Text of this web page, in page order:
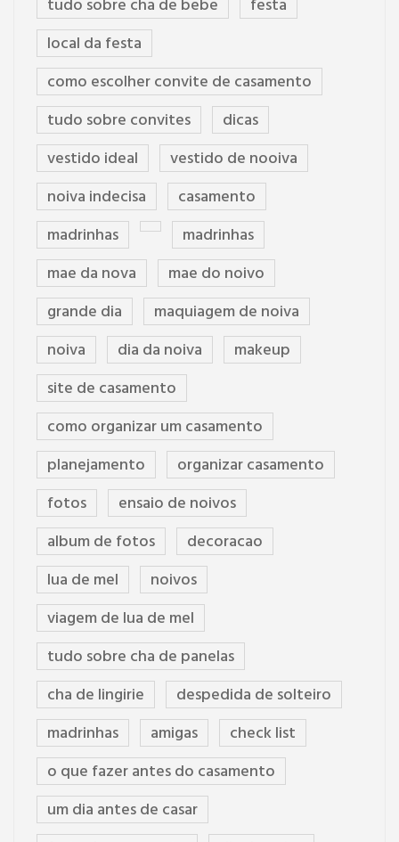
tudo sobre cha de bebe
festa
local da festa
como escolher convite de casamento
tudo sobre convites
dicas
vestido ideal
vestido de nooiva
noiva indecisa
casamento
madrinhas
madrinhas
mae da nova
mae do noivo
grande dia
maquiagem de noiva
noiva
dia da noiva
makeup
site de casamento
como organizar um casamento
planejamento
organizar casamento
fotos
ensaio de noivos
album de fotos
decoracao
lua de mel
noivos
viagem de lua de mel
tudo sobre cha de panelas
cha de lingirie
despedida de solteiro
madrinhas
amigas
check list
o que fazer antes do casamento
um dia antes de casar